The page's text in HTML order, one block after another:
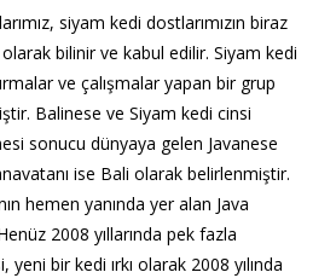
siyam kedi dostlarımızın biraz
bilinir ve kabul edilir. Siyam kedi
ve çalışmalar yapan bir grup
Balinese ve Siyam kedi cinsi
sonucu dünyaya gelen Javanese
ise Bali olarak belirlenmiştir.
hemen yanında yer alan Java
2008 yıllarında pek fazla
bir kedi ırkı olarak 2008 yılında